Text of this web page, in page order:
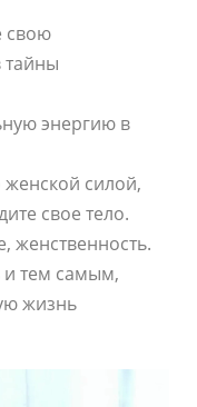
свою
тайны
энергию в
женской силой,
свое тело.
женственность.
и тем самым,
жизнь